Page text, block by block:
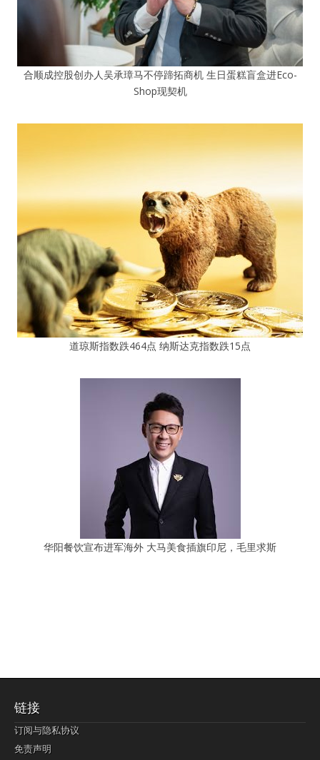
合顺成控股创办人吴承璋马不停蹄拓商机 生日蛋糕盲盒进Eco-
Shop现契机
道琼斯指数跌464点 纳斯达克指数跌15点
华阳餐饮宣布进军海外 大马美食插旗印尼，毛里求斯
链接
订阅与隐私协议
免责声明